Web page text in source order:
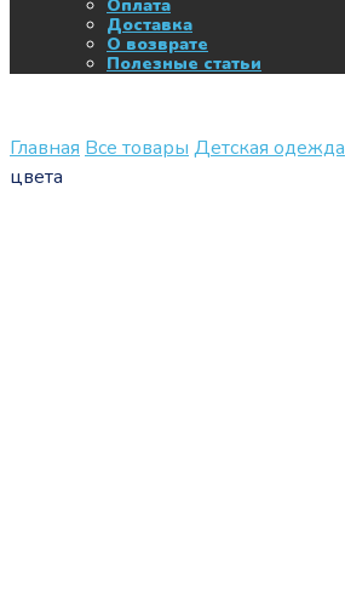
Оплата
Доставка
О возврате
Полезные статьи
Главная Все товары Детская одежда
цвета